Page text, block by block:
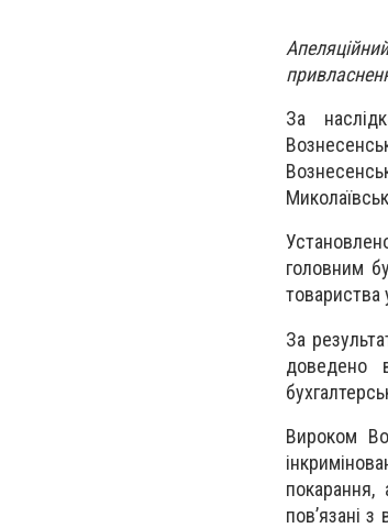
За
головним
товариства
За
доведено
Вироком
пов’язані